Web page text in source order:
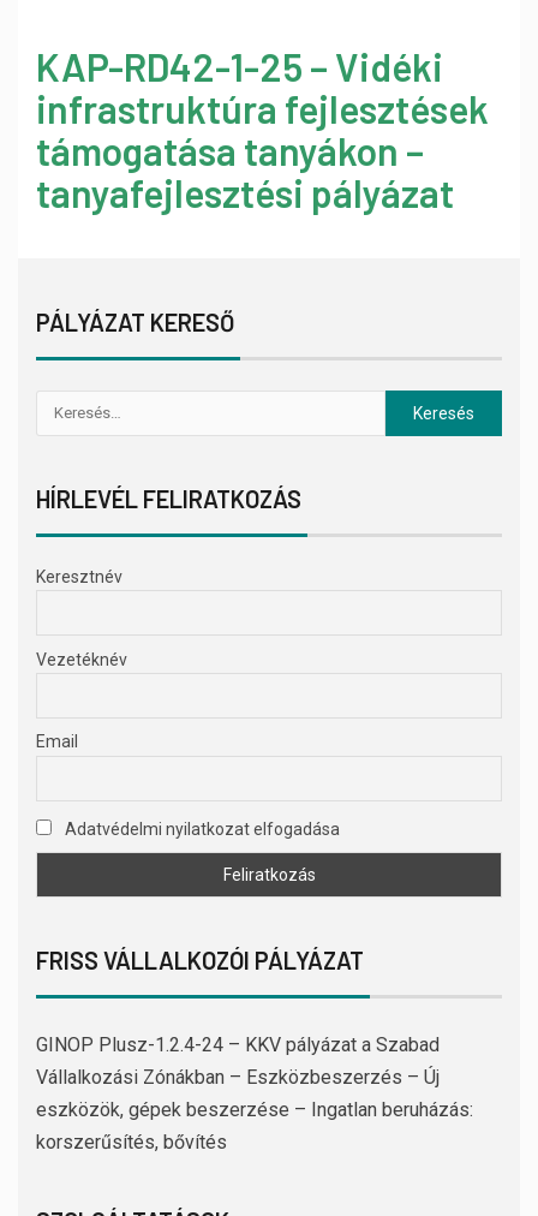
KAP-RD42-1-25 – Vidéki
infrastruktúra fejlesztések
támogatása tanyákon –
tanyafejlesztési pályázat
PÁLYÁZAT KERESŐ
HÍRLEVÉL FELIRATKOZÁS
Keresztnév
Vezetéknév
Email
Adatvédelmi nyilatkozat elfogadása
FRISS VÁLLALKOZÓI PÁLYÁZAT
GINOP Plusz-1.2.4-24 – KKV pályázat a Szabad
Vállalkozási Zónákban – Eszközbeszerzés – Új
eszközök, gépek beszerzése – Ingatlan beruházás:
korszerűsítés, bővítés